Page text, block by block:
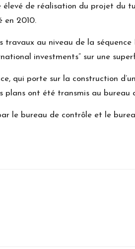
élevé de réalisation du projet du
en 2010.
travaux au niveau de la
investments” sur une
qui porte sur la construction
plans ont été transmis au bureau
le bureau de contrôle et le